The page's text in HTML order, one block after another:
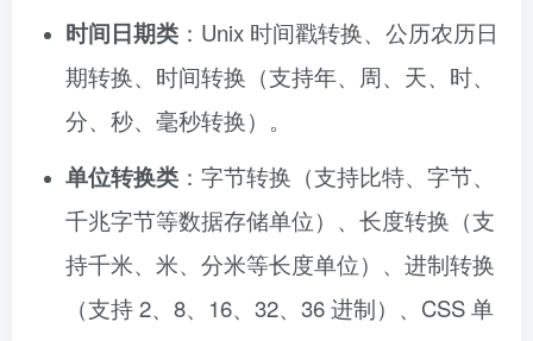
时间日期类 ：Unix 时间戳转换、公历农历日
期转换、时间转换（支持年、周、天、时、
分、秒、毫秒转换）。
单位转换类 ：字节转换（支持比特、字节、
千兆字节等数据存储单位）、长度转换（支
持千米、米、分米等长度单位）、进制转换
（支持 2、8、16、32、36 进制）、CSS 单